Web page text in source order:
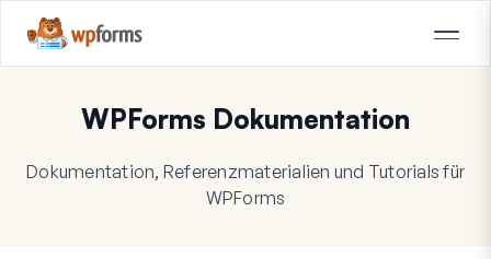
WPForms Dokumentation
Dokumentation, Referenzmaterialien und Tutorials für
WPForms